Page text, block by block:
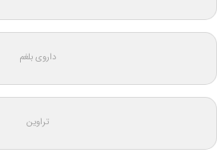
داروی بلغم
تراوین